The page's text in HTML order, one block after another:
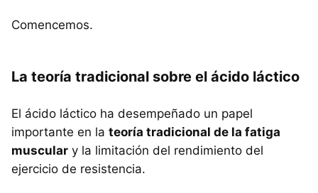
Comencemos.
La teoría tradicional sobre el ácido láctico
El ácido láctico ha desempeñado un papel
importante en la teoría tradicional de la fatiga
muscular y la limitación del rendimiento del
ejercicio de resistencia.